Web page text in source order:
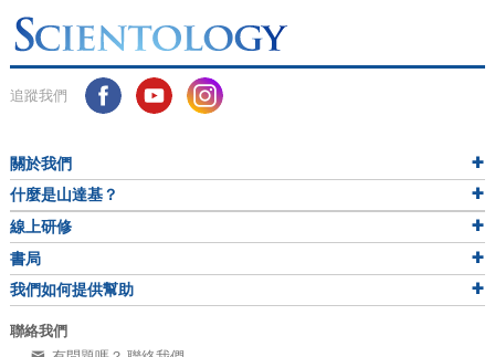
追蹤我們
關於我們
什麼是山達基？
線上研修
書局
我們如何提供幫助
聯絡我們